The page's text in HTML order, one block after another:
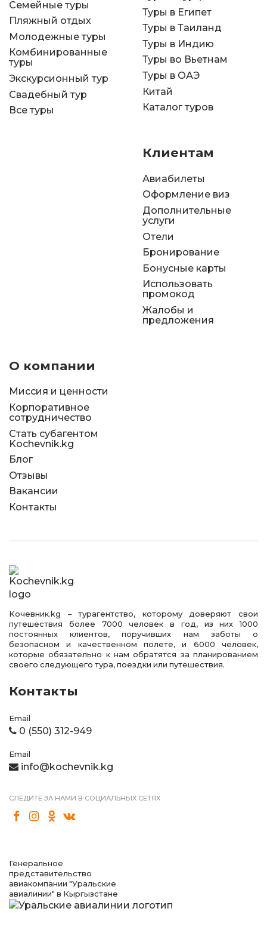
Семейные туры
Пляжный отдых
Молодежные туры
Комбинированные
туры
Экскурсионный тур
Свадебный тур
Все туры
Туры в Египет
Туры в Таиланд
Туры в Индию
Туры во Вьетнам
Туры в ОАЭ
Китай
Каталог туров
Клиентам
Авиабилеты
Оформление виз
Дополнительные
услуги
Отели
Бронирование
Бонусные карты
Использовать
промокод
Жалобы и
предложения
О компании
Миссия и ценности
Корпоративное
сотрудничество
Стать субагентом
Kochevnik.kg
Блог
Отзывы
Вакансии
Контакты
Kочевник.kg – турагентство, которому доверяют свои
путешествия более 7000 человек в год, из них 1000
постоянных клиентов, поручивших нам заботы о
безопасном и качественном полете, и 6000 человек,
которые обязательно к нам обратятся за планированием
своего следующего тура, поездки или путешествия.
Контакты
Email
0 (550) 312-949
Email
info@kochevnik.kg
СЛЕДИТЕ ЗА НАМИ В СОЦИАЛЬНЫХ СЕТЯХ
Генеральное
представительство
авиакомпании "Уральские
авиалинии" в Кыргызстане